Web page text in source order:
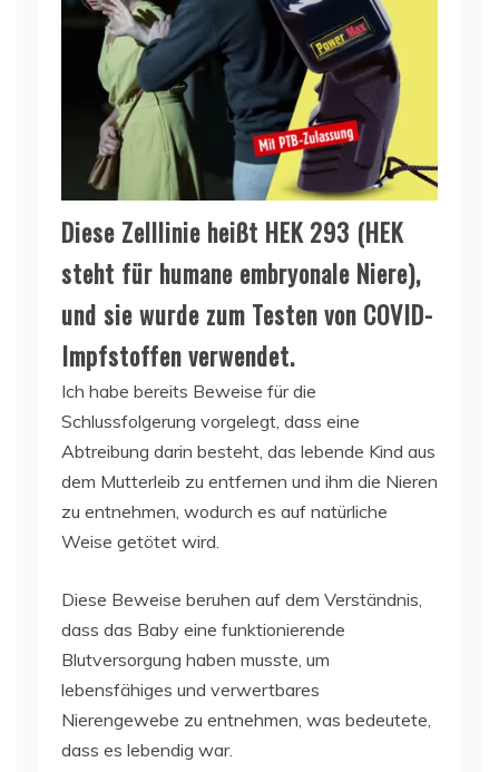
Diese Zelllinie heißt HEK 293 (HEK
steht für humane embryonale Niere),
und sie wurde zum Testen von COVID-
Impfstoffen verwendet.
Ich habe bereits Beweise für die
Schlussfolgerung vorgelegt, dass eine
Abtreibung darin besteht, das lebende Kind aus
dem Mutterleib zu entfernen und ihm die Nieren
zu entnehmen, wodurch es auf natürliche
Weise getötet wird.
Diese Beweise beruhen auf dem Verständnis,
dass das Baby eine funktionierende
Blutversorgung haben musste, um
lebensfähiges und verwertbares
Nierengewebe zu entnehmen, was bedeutete,
dass es lebendig war.